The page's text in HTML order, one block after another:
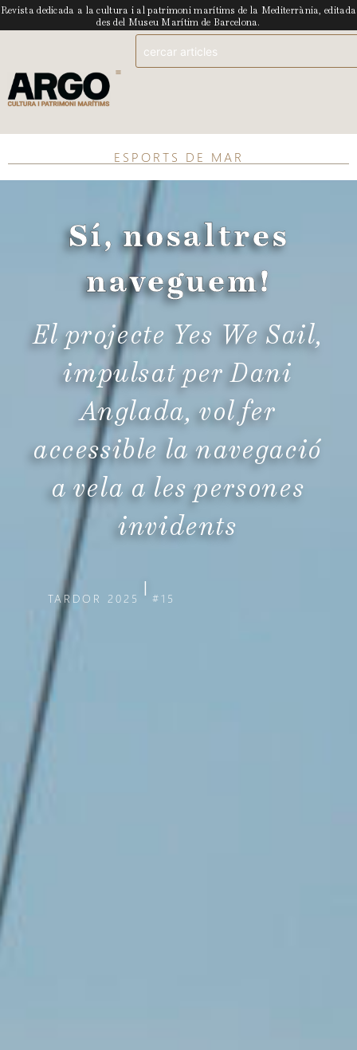
Revista dedicada a la cultura i al patrimoni marítims de la Mediterrània, editada
des del Museu Marítim de Barcelona.
ESPORTS DE MAR
Sí, nosaltres
naveguem!
El projecte Yes We Sail,
impulsat per Dani
Anglada, vol fer
accessible la navegació
a vela a les persones
invidents
TARDOR 2025
|
#15